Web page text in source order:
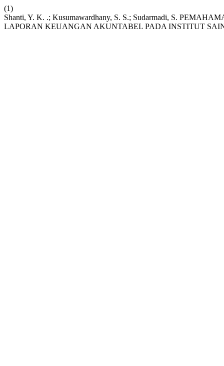
(1)
Shanti, Y. K. .; Kusumawardhany, S. S.; Sudarmadi, S.
LAPORAN KEUANGAN AKUNTABEL PADA INSTITUT